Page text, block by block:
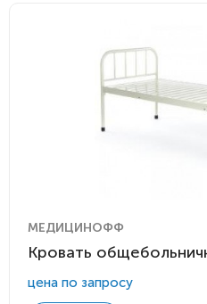
МЕДИЦИНОФФ
Кровать
цена по запросу